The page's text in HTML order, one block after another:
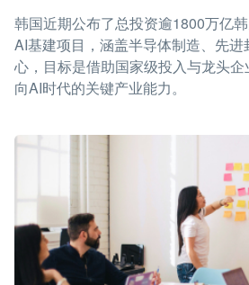
韩国近期公布了总投资逾1800万亿
AI基建项目，涵盖半导体制造、先进
心，目标是借助国家级投入与龙头
向AI时代的关键产业能力。